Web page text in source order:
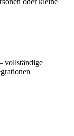
vollständige